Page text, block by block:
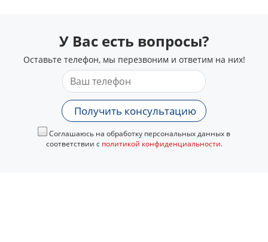
У Вас есть вопросы?
Оставьте телефон, мы перезвоним и ответим на них!
Получить консультацию
Соглашаюсь на обработку персональных данных в
соответствии с политикой конфиденциальности.